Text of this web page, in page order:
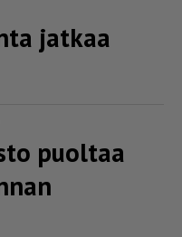
jatkaa
puoltaa